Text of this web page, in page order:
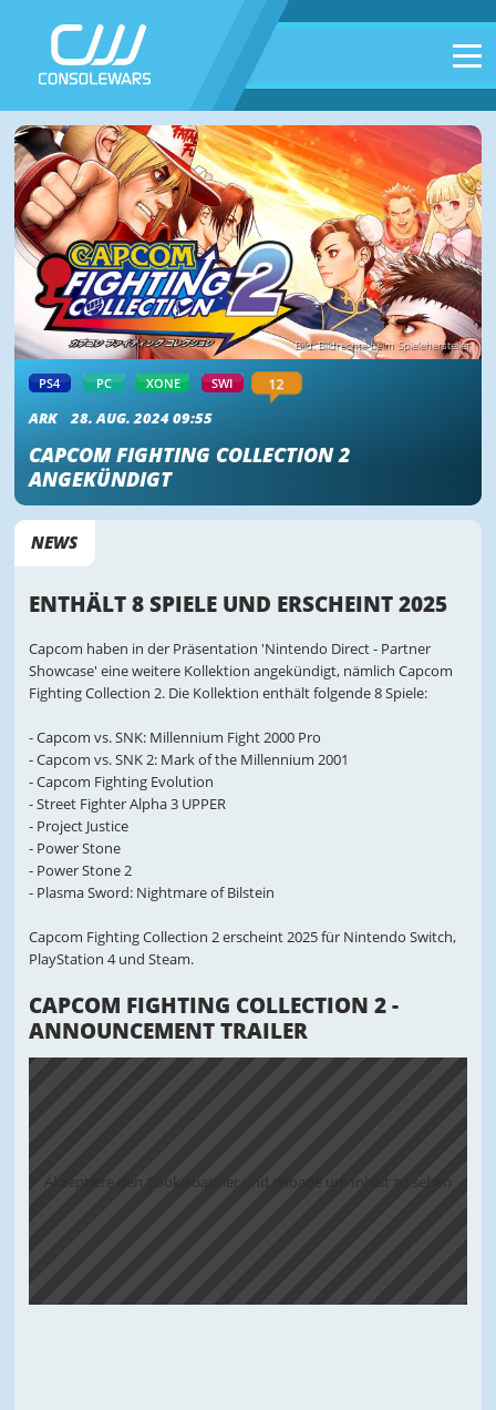
Bild: Bildrechte beim Spielehersteller
PS4 PC XONE SWI 12
ARK 28. AUG. 2024 09:55
CAPCOM FIGHTING COLLECTION 2
ANGEKÜNDIGT
NEWS
ENTHÄLT 8 SPIELE UND ERSCHEINT 2025
Capcom haben in der Präsentation 'Nintendo Direct - Partner
Showcase' eine weitere Kollektion angekündigt, nämlich Capcom
Fighting Collection 2. Die Kollektion enthält folgende 8 Spiele:
- Capcom vs. SNK: Millennium Fight 2000 Pro
- Capcom vs. SNK 2: Mark of the Millennium 2001
- Capcom Fighting Evolution
- Street Fighter Alpha 3 UPPER
- Project Justice
- Power Stone
- Power Stone 2
- Plasma Sword: Nightmare of Bilstein
Capcom Fighting Collection 2 erscheint 2025 für Nintendo Switch,
PlayStation 4 und Steam.
CAPCOM FIGHTING COLLECTION 2 -
ANNOUNCEMENT TRAILER
Akzeptiere den Cookiebanner und reloade um Inhalt zu sehen